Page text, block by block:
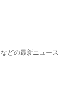
どの最新ニュース